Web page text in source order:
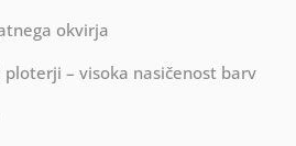
okvirja
ploterji – visoka nasičenost barv